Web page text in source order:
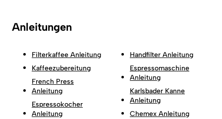
Anleitungen
Filterkaffee Anleitung
Kaffeezubereitung
French Press
Anleitung
Espressokocher
Anleitung
Handfilter Anleitung
Espressomaschine
Anleitung
Karlsbader Kanne
Anleitung
Chemex Anleitung